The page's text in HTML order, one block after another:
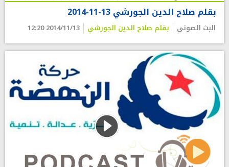
بقلم صلاح الدين الجورشي 13-11-2014
البث الصوتي بقلم صلاح الدين الجورشي 2014/11/13 12:20